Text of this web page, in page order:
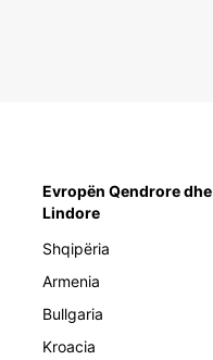
Evropën Qendrore dhe
Lindore
Shqipëria
Armenia
Bullgaria
Kroacia